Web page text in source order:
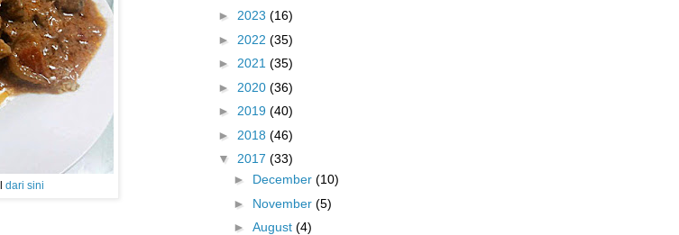
dari sini
► 2023 (16)
► 2022 (35)
► 2021 (35)
► 2020 (36)
► 2019 (40)
► 2018 (46)
▼ 2017 (33)
► December (10)
► November (5)
► August (4)